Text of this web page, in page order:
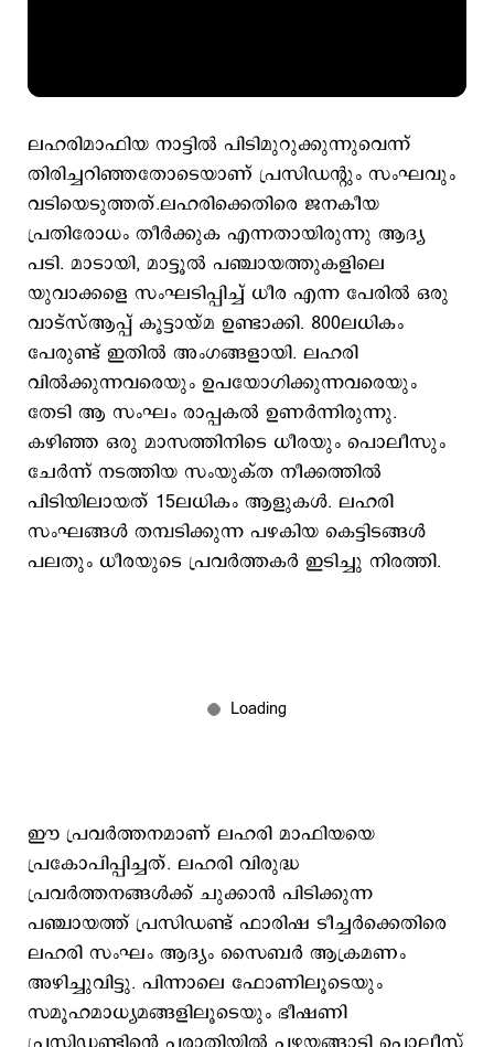
ലഹരിമാഫിയ നാട്ടിൽ പിടിമുറുക്കുന്നുവെന്ന്
തിരിച്ചറിഞ്ഞതോടെയാണ് പ്രസിഡന്റും സംഘവും
വടിയെടുത്തത്.ലഹരിക്കെതിരെ ജനകീയ
പ്രതിരോധം തീർക്കുക എന്നതായിരുന്നു ആദ്യ
പടി. മാടായി, മാട്ടൂൽ പഞ്ചായത്തുകളിലെ
യുവാക്കളെ സംഘടിപ്പിച്ച്‌ ധീര എന്ന പേരിൽ ഒരു
വാട്സ്ആപ്പ് കൂട്ടായ്മ ഉണ്ടാക്കി. 800ലധികം
പേരുണ്ട് ഇതിൽ അംഗങ്ങളായി. ലഹരി
വിൽക്കുന്നവരെയും ഉപയോഗിക്കുന്നവരെയും
തേടി ആ സംഘം രാപ്പകൽ ഉണർന്നിരുന്നു.
കഴിഞ്ഞ ഒരു മാസത്തിനിടെ ധീരയും പൊലീസും
ചേർന്ന് നടത്തിയ സംയുക്ത നീക്കത്തിൽ
പിടിയിലായത് 15ലധികം ആളുകൾ. ലഹരി
സംഘങ്ങൾ തമ്പടിക്കുന്ന പഴകിയ കെട്ടിടങ്ങൾ
പലതും ധീരയുടെ പ്രവർത്തകർ ഇടിച്ചു നിരത്തി.
ഈ പ്രവർത്തനമാണ് ലഹരി മാഫിയയെ
പ്രകോപിപ്പിച്ചത്. ലഹരി വിരുദ്ധ
പ്രവർത്തനങ്ങൾക്ക് ചുക്കാൻ പിടിക്കുന്ന
പഞ്ചായത്ത് പ്രസിഡണ്ട് ഫാരിഷ ടീച്ചർക്കെതിരെ
ലഹരി സംഘം ആദ്യം സൈബർ ആക്രമണം
അഴിച്ചുവിട്ടു. പിന്നാലെ ഫോണിലൂടെയും
സമൂഹമാധ്യമങ്ങളിലൂടെയും ഭീഷണി